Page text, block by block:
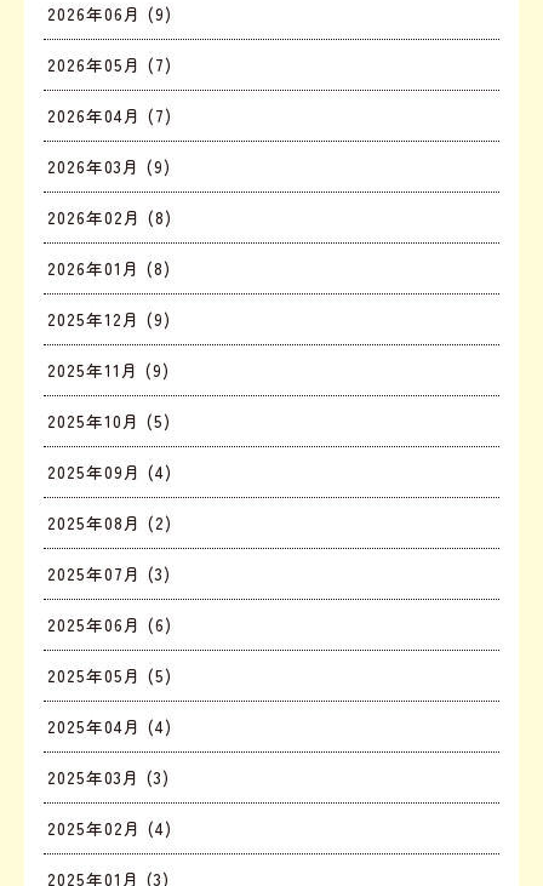
2026年06月 (9)
2026年05月 (7)
2026年04月 (7)
2026年03月 (9)
2026年02月 (8)
2026年01月 (8)
2025年12月 (9)
2025年11月 (9)
2025年10月 (5)
2025年09月 (4)
2025年08月 (2)
2025年07月 (3)
2025年06月 (6)
2025年05月 (5)
2025年04月 (4)
2025年03月 (3)
2025年02月 (4)
2025年01月 (3)